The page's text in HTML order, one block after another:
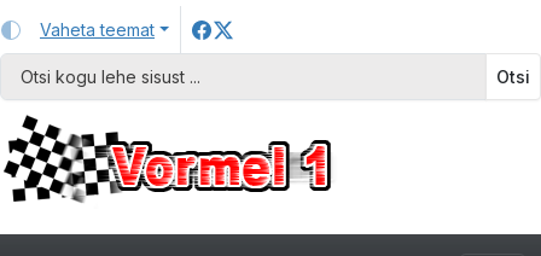
Vaheta teemat
Otsi